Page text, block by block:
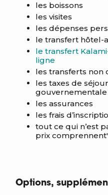
les boissons
les visites
les dépenses
le transfert hôtel-
le transfert
ligne
les transferts non
les taxes de
les assurances
les frais
tout ce qui n’est
prix
Options,